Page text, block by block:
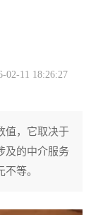
02-11 18:26:27
值，它取决于
及的中介服务
等。